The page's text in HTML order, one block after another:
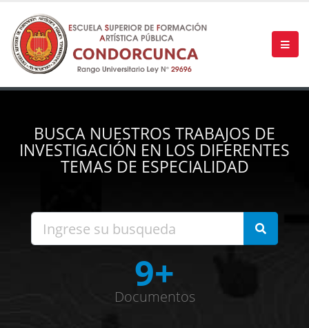
BUSCA NUESTROS TRABAJOS DE
INVESTIGACIÓN EN LOS DIFERENTES
TEMAS DE ESPECIALIDAD
9+
Documentos